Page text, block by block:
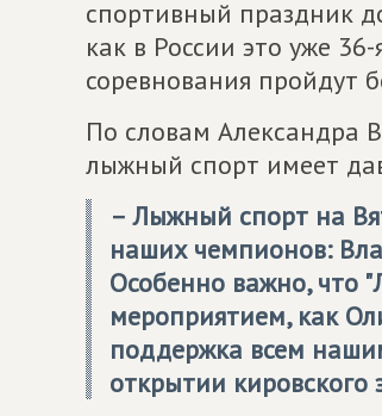
спортивный праздник
как в России это уже
соревнования пройдут
По словам Александра
лыжный спорт имеет
– Лыжный спорт на
наших чемпионов:
Особенно важно, что
мероприятием, как
поддержка всем
открытии кировского